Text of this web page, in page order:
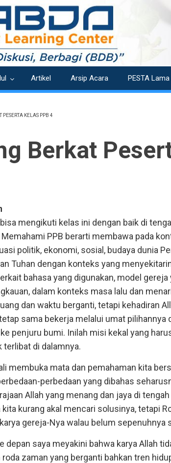
Artikel Arsip Acara PESTA Lama
PESERTA KELAS PPB 4
Berkat
mengikuti kelas ini dengan baik di
Memahami PPB berarti membawa pada
politik, ekonomi, sosial, budaya dunia
Tuhan dengan konteks yang
bahasa yang digunakan, model
dalam konteks masa lalu dan
dan waktu berganti, tetapi kehadiran
sama bekerja melalui umat pilihannya
ke penjuru bumi. Inilah misi kekal yang
terlibat di dalamnya.
membuka mata dan pemahaman kita
perbedaan yang dibahas
Allah yang menang dan jaya di
kita kurang akal mencari solusinya, tetapi
gereja-Nya walau belum sepenuhnya
depan saya meyakini bahwa karya Allah
roda zaman yang berganti bahkan tren